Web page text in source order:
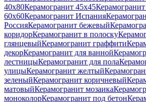
40x80Керамогранит 45x45
60x60Керамогранит Испания
РоссияКерамогранит бежевый
коридорКерамогранит в полоску
глянцевыйКерамогранит граффити
декорКерамогранит для ванной
лестницыКерамогранит для пола
улицыКерамогранит желтый
зеленыйКерамогранит коричневый
матовыйКерамогранит мозаика
моноколорКерамогранит под бетон